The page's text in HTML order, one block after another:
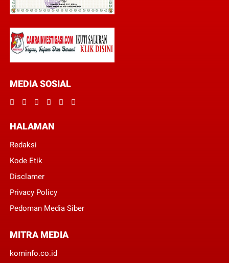
MEDIA SOSIAL
HALAMAN
Redaksi
Kode Etik
Disclamer
Privacy Policy
Pedoman Media Siber
MITRA MEDIA
kominfo.co.id